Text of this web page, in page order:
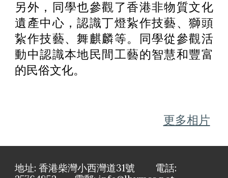
另外，同學也參觀了香港非物質文化
遺產中心，認識丁燈紥作技藝、獅頭
紥作技藝、舞麒麟等。同學從參觀活
動中認識本地民間工藝的智慧和豐富
的民俗文化。
更多相片
地址: 香港柴灣小西灣道31號 電話: